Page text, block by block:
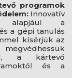
programok
Innovatív
alapjául a
a gépi tanulás
kísérjük az
a kártevő
és a